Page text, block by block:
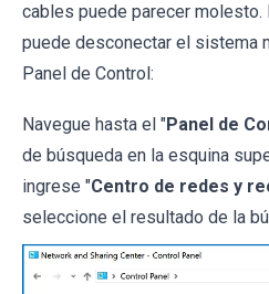
cables puede parecer molesto.
puede desconectar el sistema
Panel de Control:
Navegue hasta el "Panel de
de búsqueda en la esquina
ingrese "Centro de redes y
seleccione el resultado de la